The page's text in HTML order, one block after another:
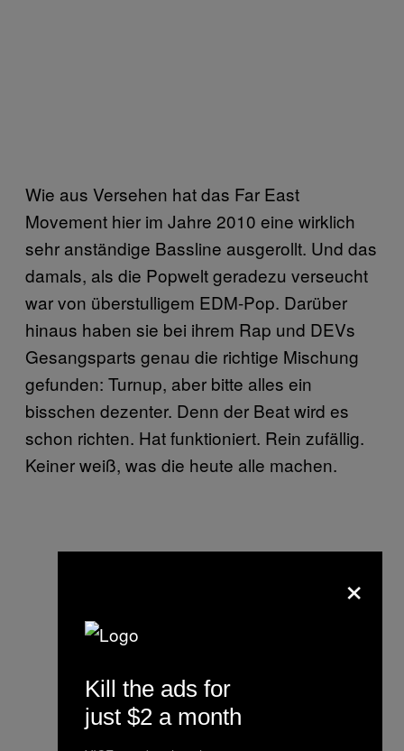
Wie aus Versehen hat das Far East
Movement hier im Jahre 2010 eine wirklich
sehr anständige Bassline ausgerollt. Und das
damals, als die Popwelt geradezu verseucht
war von überstulligem EDM-Pop. Darüber
hinaus haben sie bei ihrem Rap und DEVs
Gesangsparts genau die richtige Mischung
gefunden: Turnup, aber bitte alles ein
bisschen dezenter. Denn der Beat wird es
schon richten. Hat funktioniert. Rein zufällig.
Keiner weiß, was die heute alle machen.
×
Kill the ads for
just $2 a month